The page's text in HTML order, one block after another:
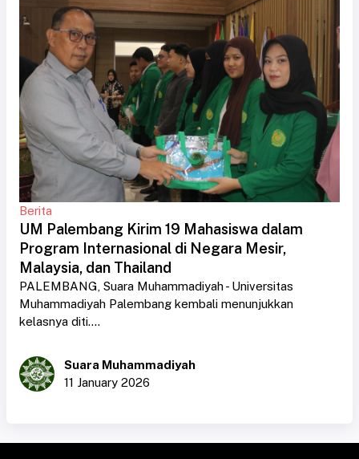
Berita
UM Palembang Kirim 19 Mahasiswa dalam
Program Internasional di Negara Mesir,
Malaysia, dan Thailand
PALEMBANG, Suara Muhammadiyah - Universitas
Muhammadiyah Palembang kembali menunjukkan
kelasnya diti....
Suara Muhammadiyah
11 January 2026